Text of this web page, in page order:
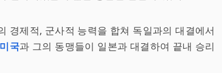
경제적, 군사적 능력을 합쳐 독일과의 대결에서
미국과 그의 동맹들이 일본과 대결하여 끝내 승리